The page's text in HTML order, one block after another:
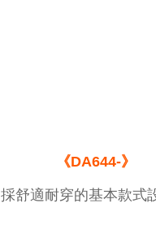
《DA644-》
採舒適耐穿的基本款式